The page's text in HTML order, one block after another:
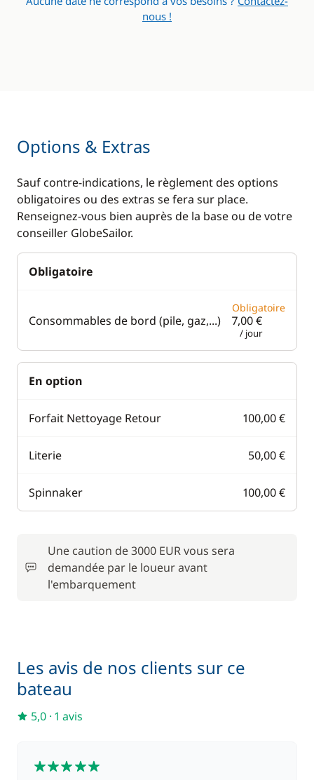
nous !
Options & Extras
Sauf contre-indications, le règlement des options
obligatoires ou des extras se fera sur place.
Renseignez-vous bien auprès de la base ou de votre
conseiller GlobeSailor.
Obligatoire
Consommables de bord (pile, gaz,...)
Obligatoire
7,00 €
/ jour
En option
Forfait Nettoyage Retour 100,00 €
Literie 50,00 €
Spinnaker 100,00 €
Une caution de 3000 EUR vous sera
demandée par le loueur avant
l'embarquement
Les avis de nos clients sur ce
bateau
5,0 · 1 avis